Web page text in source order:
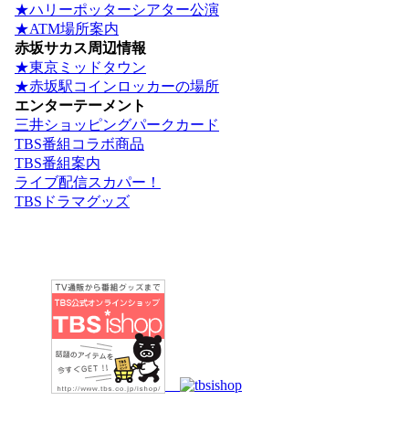
★ハリーポッターシアター公演
★ATM場所案内
赤坂サカス周辺情報
★東京ミッドタウン
★赤坂駅コインロッカーの場所
エンターテーメント
三井ショッピングパークカード
TBS番組コラボ商品
TBS番組案内
ライブ配信スカパー！
TBSドラマグッズ